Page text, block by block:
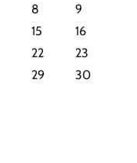
8
9
15
16
22
23
29
30